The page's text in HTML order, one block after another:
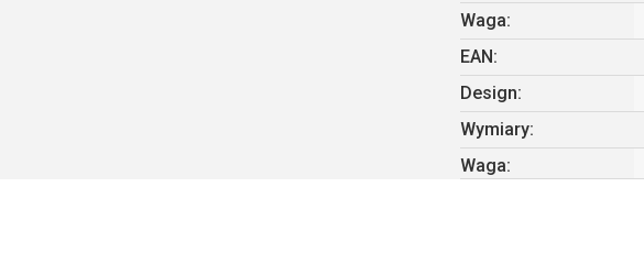
Waga:
EAN :
Design:
Wymiary:
Waga: